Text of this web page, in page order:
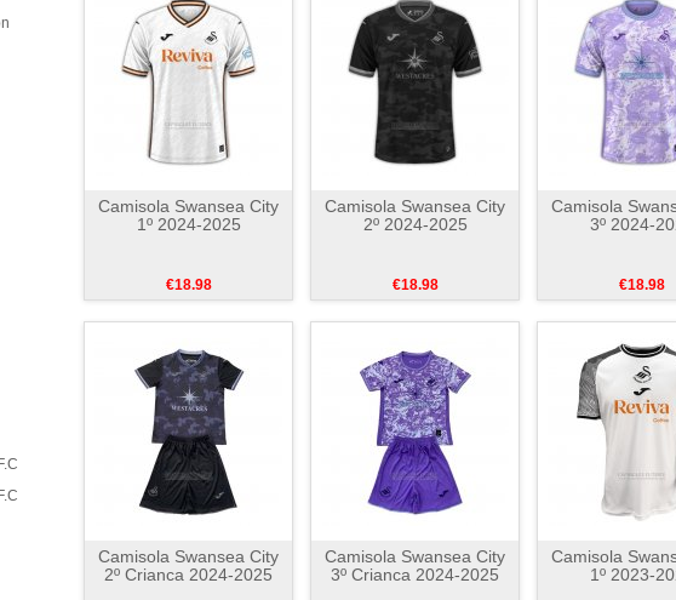
Camisola Swansea City
1º 2024-2025
€18.98
Camisola Swansea City
2º 2024-2025
€18.98
Camisola
3º 2024-
€18.98
Camisola Swansea City
2º Crianca 2024-2025
Camisola Swansea City
3º Crianca 2024-2025
Camisola
1º 2023-